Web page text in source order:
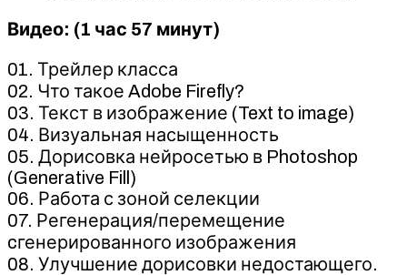
Видео: (1 час 57 минут)
01. Трейлер класса
02. Что такое Adobe Firefly?
03. Текст в изображение (Text to image)
04. Визуальная насыщенность
05. Дорисовка нейросетью в Photoshop
(Generative Fill)
06. Работа с зоной селекции
07. Регенерация/перемещение
cгенерированного изображения
08. Улучшение дорисовки недостающего.